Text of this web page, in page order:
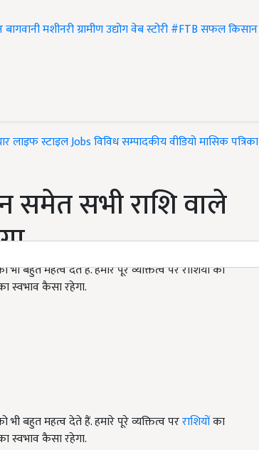
बागवानीमशीनरीग्रामीण उद्योगवेब स्टोरी#FTBसफल किसान
लाइफ स्टाइलJobsविविधसम्पादकीयवीडियोमासिक पत्रिका
समेत सभी राशि वाले
बहुत महत्व देते हैं. हमारे पूरे व्यक्तित्व पर राशियों का
स्वभाव कैसा रहेगा.
भी बहुत महत्व देते हैं. हमारे पूरे व्यक्तित्व परराशियोंका
स्वभाव कैसा रहेगा.